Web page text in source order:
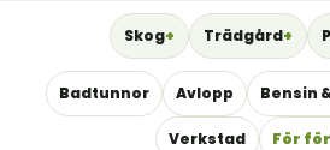
Skog Trädgård
Badtunnor Avlopp Bensin
Verkstad För